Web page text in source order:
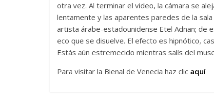
otra vez. Al terminar el video, la cámara se
lentamente y las aparentes paredes de la
artista árabe-estadounidense Etel Adnan; de
eco que se disuelve. El efecto es hipnótico,
Estás aún estremecido mientras salís del
Para visitar la Bienal de Venecia haz clic aquí